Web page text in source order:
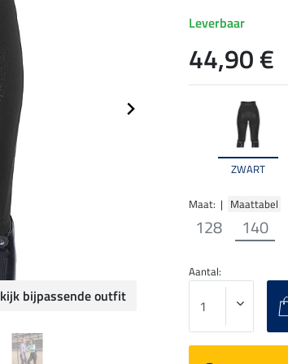
bijpassende outfit
ZWART
Maat: | Maattabel
128 140
Leverbaar
44,90 €
Aantal: